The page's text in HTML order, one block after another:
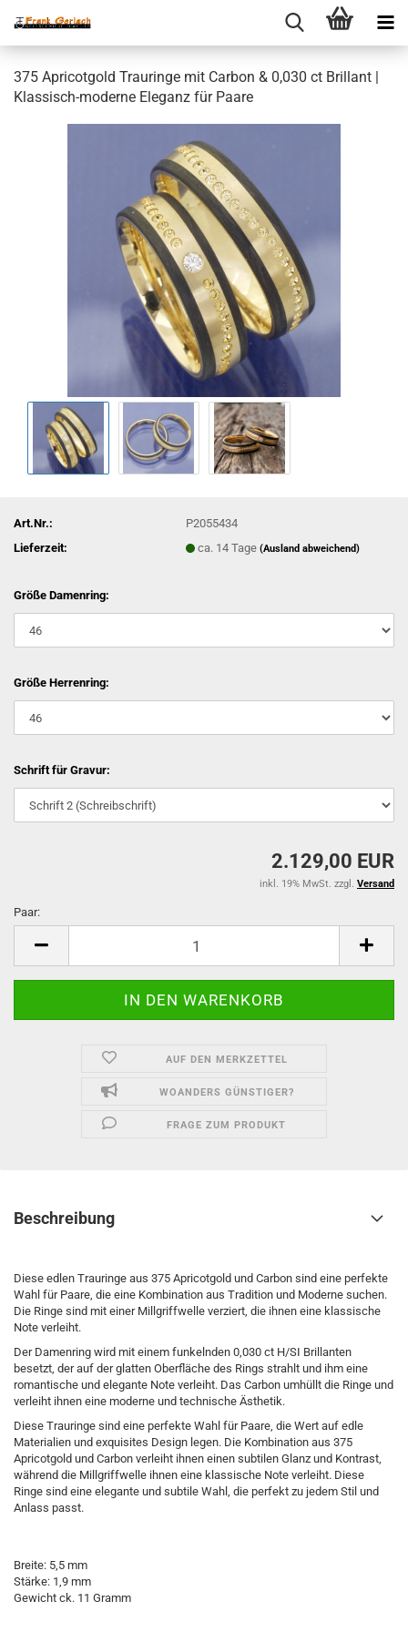
375 Apricotgold Trauringe mit Carbon & 0,030 ct Brillant |
Klassisch-moderne Eleganz für Paare
Art.Nr.:
P2055434
Lieferzeit:
ca. 14 Tage(Ausland abweichend)
Größe Damenring:
Größe Herrenring:
Schrift für Gravur:
2.129,00 EUR
inkl. 19% MwSt. zzgl. Versand
Paar:
AUF DEN MERKZETTEL
WOANDERS GÜNSTIGER?
FRAGE ZUM PRODUKT
Beschreibung
Diese edlen Trauringe aus 375 Apricotgold und Carbon sind eine perfekte
Wahl für Paare, die eine Kombination aus Tradition und Moderne suchen.
Die Ringe sind mit einer Millgriffwelle verziert, die ihnen eine klassische
Note verleiht.
Der Damenring wird mit einem funkelnden 0,030 ct H/SI Brillanten
besetzt, der auf der glatten Oberfläche des Rings strahlt und ihm eine
romantische und elegante Note verleiht. Das Carbon umhüllt die Ringe und
verleiht ihnen eine moderne und technische Ästhetik.
Diese Trauringe sind eine perfekte Wahl für Paare, die Wert auf edle
Materialien und exquisites Design legen. Die Kombination aus 375
Apricotgold und Carbon verleiht ihnen einen subtilen Glanz und Kontrast,
während die Millgriffwelle ihnen eine klassische Note verleiht. Diese
Ringe sind eine elegante und subtile Wahl, die perfekt zu jedem Stil und
Anlass passt.
Breite: 5,5 mm
Stärke: 1,9 mm
Gewicht ck. 11 Gramm